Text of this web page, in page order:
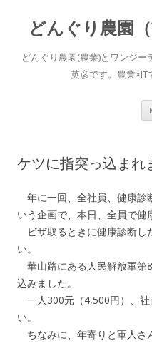
どんぐり農園
どんぐり農園(農業)とワンジ
英彦です。農業×IT
ケツに指突っ込まれ
年に一回、全社員、健康診
いう企画で、本日、全員で健
ビザ取るときに健康診断し
い。
華山路にある人民解放軍第
込みました。
一人300元（4,500円）、
い。
ちなみに、年寄りと軍人さ